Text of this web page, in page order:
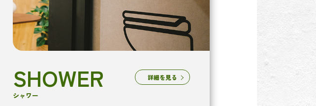
SHOWER
シャワー
詳細を見る